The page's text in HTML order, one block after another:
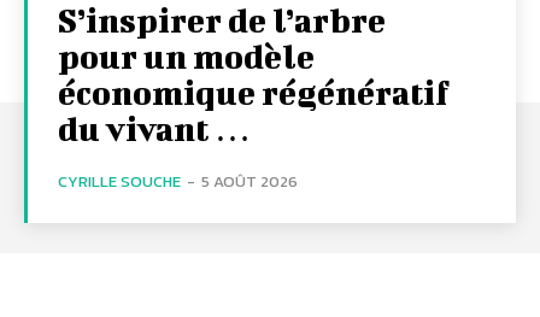
S’inspirer de l’arbre
pour un modèle
économique régénératif
du vivant …
CYRILLE SOUCHE - 5 AOÛT 2026